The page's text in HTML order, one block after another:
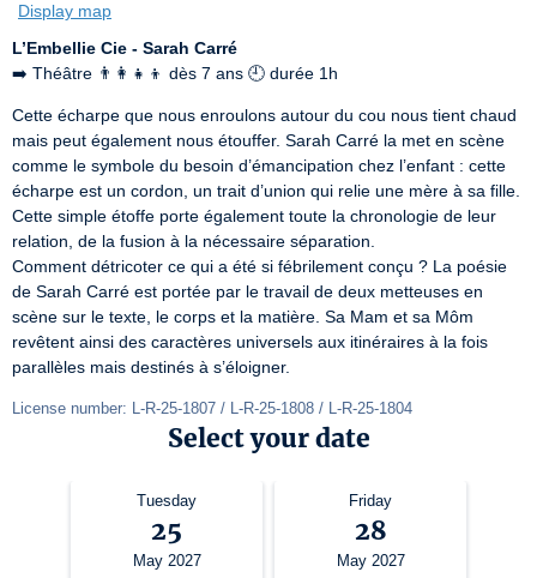
Display map
L’Embellie Cie - Sarah Carré
➡️ Théâtre 👨‍👩‍👧‍👦 dès 7 ans 🕘 durée 1h
Cette écharpe que nous enroulons autour du cou nous tient chaud
mais peut également nous étouffer. Sarah Carré la met en scène
comme le symbole du besoin d’émancipation chez l’enfant : cette
écharpe est un cordon, un trait d’union qui relie une mère à sa fille.
Cette simple étoffe porte également toute la chronologie de leur
relation, de la fusion à la nécessaire séparation.
Comment détricoter ce qui a été si fébrilement conçu ? La poésie
de Sarah Carré est portée par le travail de deux metteuses en
scène sur le texte, le corps et la matière. Sa Mam et sa Môm
revêtent ainsi des caractères universels aux itinéraires à la fois
parallèles mais destinés à s’éloigner.
License number: L-R-25-1807 / L-R-25-1808 / L-R-25-1804
Select your date
Tuesday
25
May 2027
Friday
28
May 2027